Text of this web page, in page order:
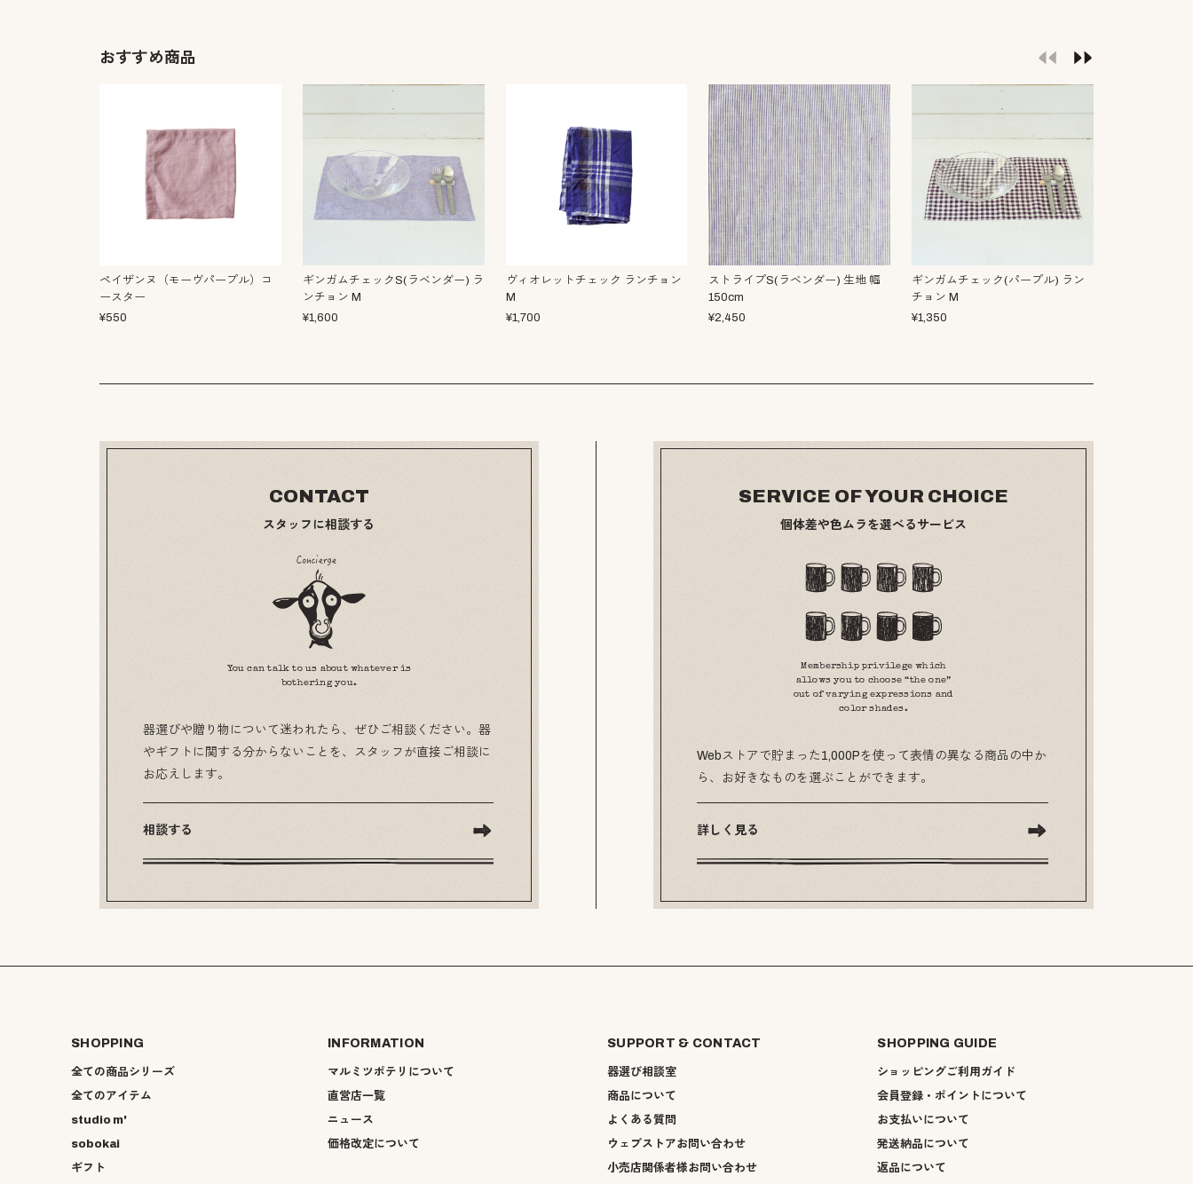
おすすめ商品
ペイザンヌ（モーヴパープル）コ
ースター
¥550
ギンガムチェックS(ラベンダー) ラ
ンチョン M
¥1,600
ヴィオレットチェック ランチョン
M
¥1,700
ストライプS(ラベンダー) 生地 幅
150cm
¥2,450
ギンガムチェック(パープル) ラン
チョン M
¥1,350
CONTACT
スタッフに相談する
You can talk to us about whatever is
bothering you.
器選びや贈り物について迷われたら、ぜひご相談ください。器
やギフトに関する分からないことを、スタッフが直接ご相談に
お応えします。
相談する
SERVICE OF YOUR CHOICE
個体差や色ムラを選べるサービス
Membership privilege which
allows you to choose “the one”
out of varying expressions and
color shades.
Webストアで貯まった1,000Pを使って表情の異なる商品の中か
ら、お好きなものを選ぶことができます。
詳しく見る
SHOPPING
全ての商品シリーズ
全てのアイテム
studio m'
sobokai
ギフト
INFORMATION
マルミツポテリについて
直営店一覧
ニュース
価格改定について
SUPPORT & CONTACT
器選び相談室
商品について
よくある質問
ウェブストアお問い合わせ
小売店関係者様お問い合わせ
SHOPPING GUIDE
ショッピングご利用ガイド
会員登録・ポイントについて
お支払いについて
発送納品について
返品について